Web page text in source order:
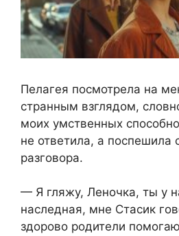
Пелагея посмотрела на
странным взглядом,
моих умственных
не ответила, а поспешила
разговора.
— Я гляжу, Леночка, ты у
наследная, мне Стасик
здорово родители